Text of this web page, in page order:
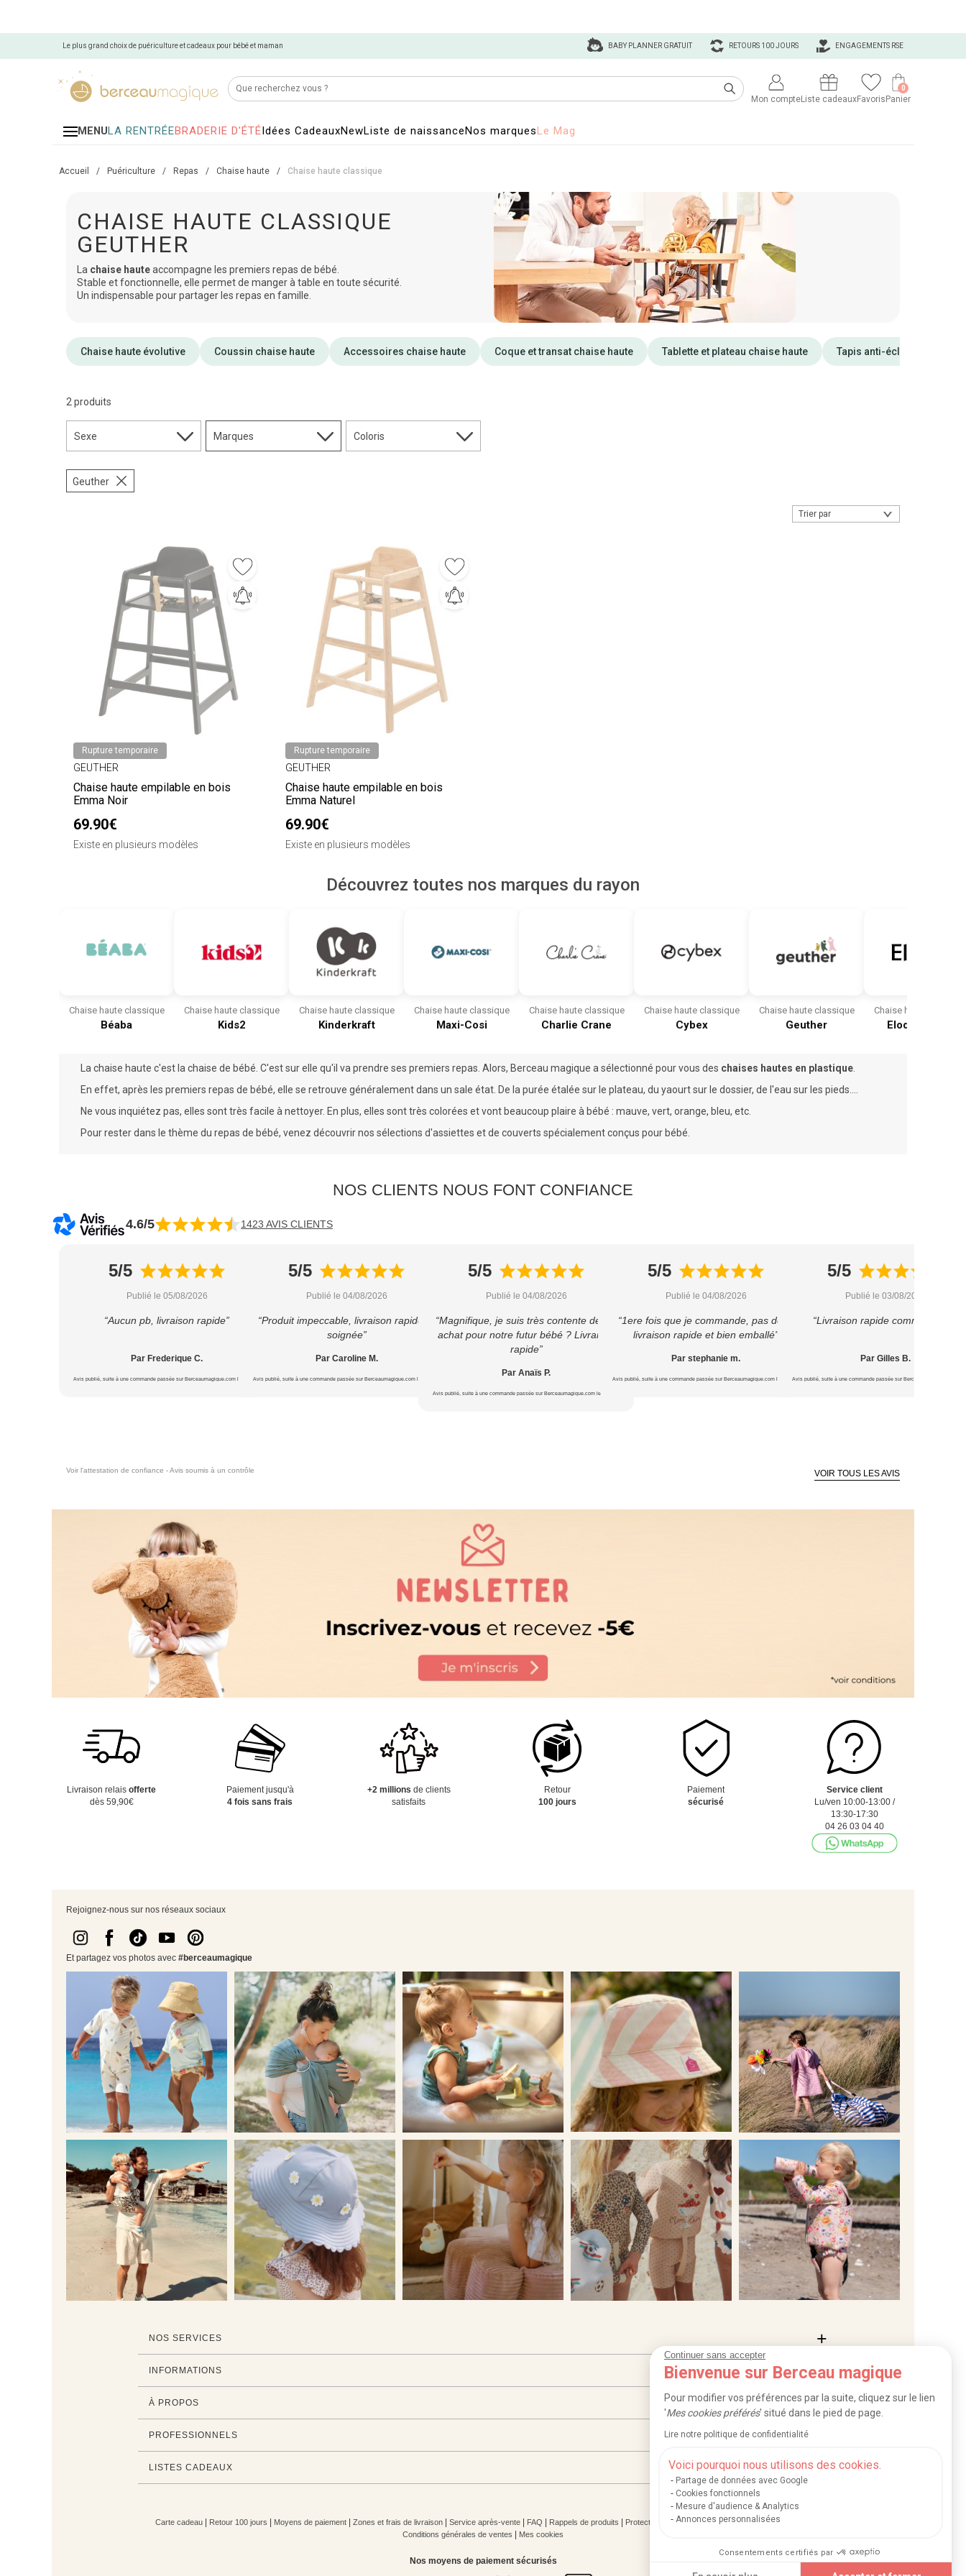
Continuer sans accepter
Bienvenue sur Berceau magique
Pour modifier vos préférences par la suite, cliquez sur le lien
'Mes cookies préférés' situé dans le pied de page.
Lire notre politique de confidentialité
Voici pourquoi nous utilisons des cookies.
Partage de données avec Google
Cookies fonctionnels
Mesure d'audience & Analytics
Annonces personnalisées
Consentements certifiés par
Le plus grand choix de puériculture et cadeaux pour bébé et maman ENGAGEMENTS RSE
RETOURS 100 JOURS
BABY PLANNER GRATUIT
Mon compteListe cadeauxFavorisPanier
0
MENULA RENTRÉEBRADERIE D'ÉTÉIdées CadeauxNewListe de naissanceNos marquesLe Mag
Accueil / Puériculture / Repas / Chaise haute / Chaise haute classique
CHAISE HAUTE CLASSIQUE
GEUTHER
La chaise hauteaccompagne les premiers repas de bébé.
Stable et fonctionnelle, elle permet de manger à table en toute sécurité.
Un indispensable pour partager les repas en famille.
Chaise haute évolutive Coussin chaise haute Accessoires chaise haute Coque et transat chaise haute Tablette et plateau chaise haute Tapis anti-éclaboussure
2 produits
Sexe Marques Coloris
Geuther
Trier par
Rupture temporaire
GEUTHER
Chaise haute empilable en bois
Emma Noir
69.90€
Existe en plusieurs modèles
Rupture temporaire
GEUTHER
Chaise haute empilable en bois
Emma Naturel
69.90€
Existe en plusieurs modèles
Découvrez toutes nos marques du rayon
Chaise haute classique
Béaba
Chaise haute classique
Kids2
Chaise haute classique
Kinderkraft
Chaise haute classique
Maxi-Cosi
Chaise haute classique
Charlie Crane
Chaise haute classique
Cybex
Chaise haute classique
Geuther
Chaise haute
Elodie Details
La chaise haute c'est la chaise de bébé. C'est sur elle qu'il va prendre ses premiers repas. Alors, Berceau magique a sélectionné pour vous des chaises hautes en plastique
En effet, après les premiers repas de bébé, elle se retrouve généralement dans un sale état. De la purée étalée sur le plateau, du yaourt sur le dossier, de l'eau sur les pieds....
Ne vous inquiétez pas, elles sont très facile à nettoyer. En plus, elles sont très colorées et vont beaucoup plaire à bébé : mauve, vert, orange, bleu, etc.
Pour rester dans le thème du repas de bébé, venez découvrir nos sélections d'assiettes et de couverts spécialement conçus pour bébé.
NOS CLIENTS NOUS FONT CONFIANCE
4.6/5 1423 AVIS CLIENTS
5/5
Publié le 05/08/2026
“Aucun pb, livraison rapide”
Par Frederique C.
Avis publié, suite à une commande passée sur Berceaumagique.com le 20/07/2026
5/5
Publié le 04/08/2026
“Produit impeccable, livraison rapide et
soignée”
Par Caroline M.
Avis publié, suite à une commande passée sur Berceaumagique.com le 22/07/2026
5/5
Publié le 04/08/2026
“Magnifique, je suis très contente de cet
achat pour notre futur bébé ? Livraison
rapide”
Par Anaïs P.
Avis publié, suite à une commande passée sur Berceaumagique.com le 16/07/2026
5/5
Publié le 04/08/2026
“1ere fois que je commande, pas déçu
livraison rapide et bien emballé”
Par stephanie m.
Avis publié, suite à une commande passée sur Berceaumagique.com le 16/07/2026
5/5
Publié le 03/08/2026
“Livraison rapide comme prévu”
Par Gilles B.
Avis publié, suite à une commande passée sur Berceaumagique.com le
Voir l'attestation de confiance - Avis soumis à un contrôle VOIR TOUS LES AVIS
Livraison relaisofferte
dès 59,90€
Paiement jusqu'à
4 fois sans frais
+2 millions de clients
satisfaits
Retour
100 jours
Paiement
sécurisé
Service client
Lu/ven 10:00-13:00 /
13:30-17:30
04 26 03 04 40
Rejoignez-nous sur nos réseaux sociaux
Et partagez vos photos avec #berceaumagique
NOS SERVICES
INFORMATIONS
À PROPOS
PROFESSIONNELS
LISTES CADEAUX
Carte cadeau| Retour 100 jours Moyens de paiement| Zones et frais de livraison| Service après-vente| FAQ Rappels de produits Protection des données|Mentions légales et crédits
Conditions générales de ventes Mes cookies
Nos moyens de paiement sécurisés